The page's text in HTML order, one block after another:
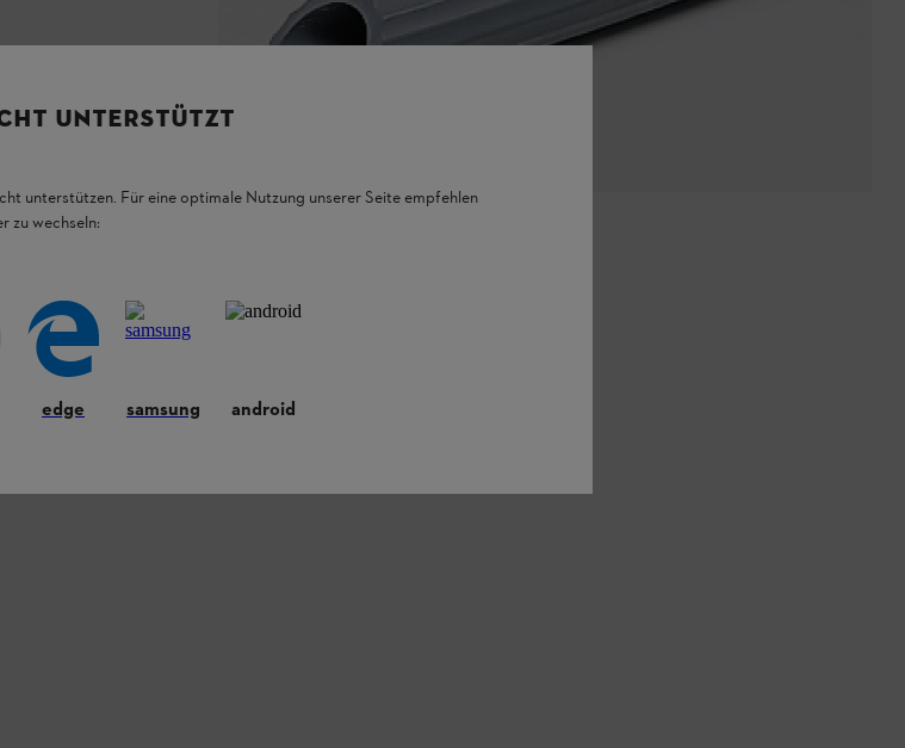
UNTERSTÜTZT
unterstützen. Für eine optimale Nutzung unserer Seite empfehlen
zu wechseln:
edge samsung android